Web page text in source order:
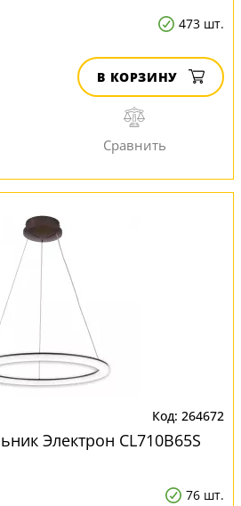
473 шт.
В КОРЗИНУ
264672
Электрон CL710B65S
76 шт.